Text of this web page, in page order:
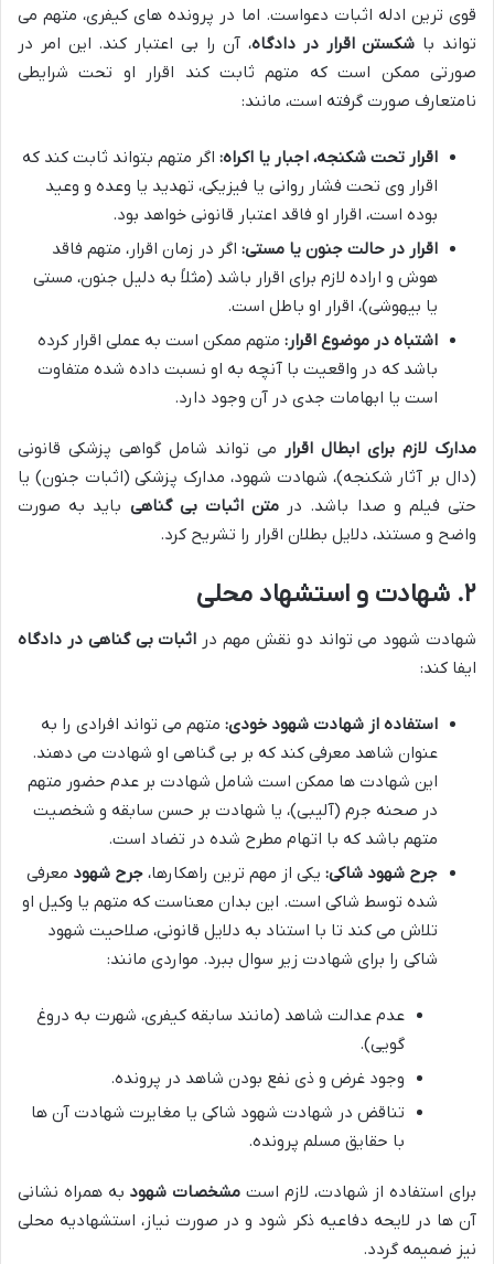
قوی ترین ادله اثبات دعواست. اما در پرونده های کیفری، متهم می
تواند با شکستن اقرار در دادگاه، آن را بی اعتبار کند. این امر در
صورتی ممکن است که متهم ثابت کند اقرار او تحت شرایطی
نامتعارف صورت گرفته است، مانند:
اقرار تحت شکنجه، اجبار یا اکراه: اگر متهم بتواند ثابت کند که
اقرار وی تحت فشار روانی یا فیزیکی، تهدید یا وعده و وعید
بوده است، اقرار او فاقد اعتبار قانونی خواهد بود.
اقرار در حالت جنون یا مستی: اگر در زمان اقرار، متهم فاقد
هوش و اراده لازم برای اقرار باشد (مثلاً به دلیل جنون، مستی
یا بیهوشی)، اقرار او باطل است.
اشتباه در موضوع اقرار: متهم ممکن است به عملی اقرار کرده
باشد که در واقعیت با آنچه به او نسبت داده شده متفاوت
است یا ابهامات جدی در آن وجود دارد.
مدارک لازم برای ابطال اقرار می تواند شامل گواهی پزشکی قانونی
(دال بر آثار شکنجه)، شهادت شهود، مدارک پزشکی (اثبات جنون) یا
حتی فیلم و صدا باشد. در متن اثبات بی گناهی باید به صورت
واضح و مستند، دلایل بطلان اقرار را تشریح کرد.
۲. شهادت و استشهاد محلی
شهادت شهود می تواند دو نقش مهم در اثبات بی گناهی در دادگاه
ایفا کند:
استفاده از شهادت شهود خودی: متهم می تواند افرادی را به
عنوان شاهد معرفی کند که بر بی گناهی او شهادت می دهند.
این شهادت ها ممکن است شامل شهادت بر عدم حضور متهم
در صحنه جرم (آلیبی)، یا شهادت بر حسن سابقه و شخصیت
متهم باشد که با اتهام مطرح شده در تضاد است.
جرح شهود شاکی: یکی از مهم ترین راهکارها، جرح شهود معرفی
شده توسط شاکی است. این بدان معناست که متهم یا وکیل او
تلاش می کند تا با استناد به دلایل قانونی، صلاحیت شهود
شاکی را برای شهادت زیر سوال ببرد. مواردی مانند:
عدم عدالت شاهد (مانند سابقه کیفری، شهرت به دروغ
گویی).
وجود غرض و ذی نفع بودن شاهد در پرونده.
تناقض در شهادت شهود شاکی یا مغایرت شهادت آن ها
با حقایق مسلم پرونده.
برای استفاده از شهادت، لازم است مشخصات شهود به همراه نشانی
آن ها در لایحه دفاعیه ذکر شود و در صورت نیاز، استشهادیه محلی
نیز ضمیمه گردد.